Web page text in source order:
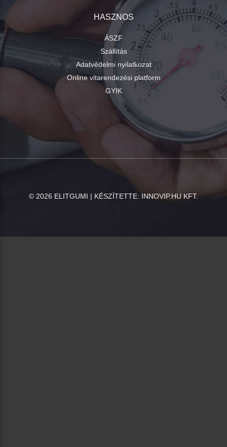
HASZNOS
ÁSZF
Szállítás
Adatvédelmi nyilatkozat
Online vitarendezési platform
GYIK
© 2026 ELITGUMI | KÉSZÍTETTE: INNOVIP.HU KFT.